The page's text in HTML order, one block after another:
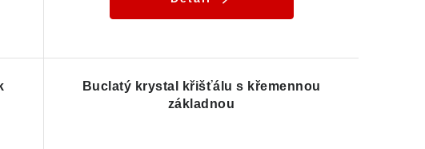
Buclatý krystal křišťálu s křemennou
základnou